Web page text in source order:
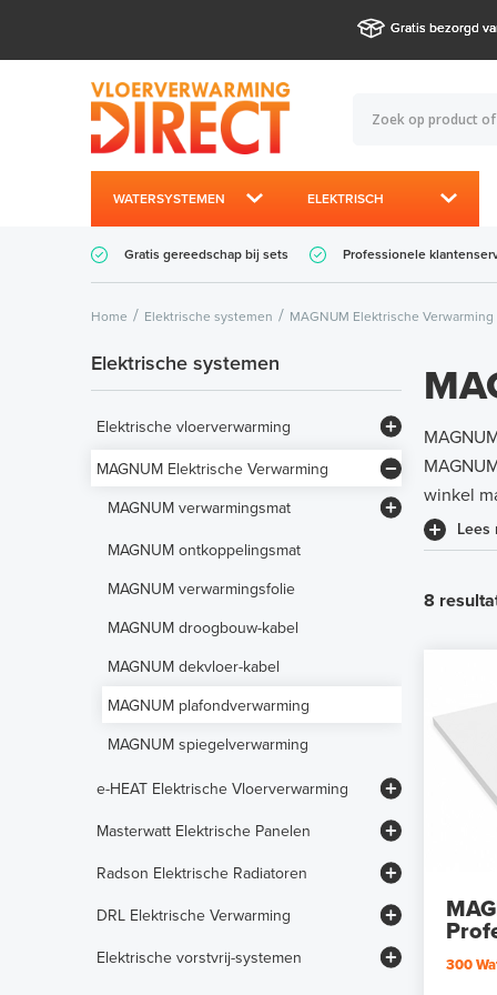
Gratis bezorgd
WATERSYSTEMEN ELEKTRISCH
Gratis gereedschap bij sets Professionele
Home Elektrische systemen MAGNUM Elektrische Verwarming
Elektrische systemen
Elektrische vloerverwarming
MAGNUM Elektrische Verwarming
MAGNUM verwarmingsmat
MAGNUM ontkoppelingsmat
MAGNUM verwarmingsfolie
MAGNUM droogbouw-kabel
MAGNUM dekvloer-kabel
MAGNUM plafondverwarming
MAGNUM spiegelverwarming
e-HEAT Elektrische Vloerverwarming
Masterwatt Elektrische Panelen
Radson Elektrische Radiatoren
DRL Elektrische Verwarming
Elektrische vorstvrij-systemen
winkel
Lees
8
300